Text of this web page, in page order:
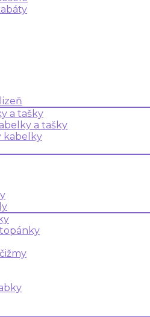
a tašky
a tašky
kabelky